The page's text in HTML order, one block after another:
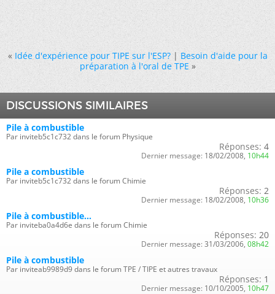
« Idée d'expérience pour TIPE sur l'ESP?|Besoin d'aide pour la
préparation à l'oral de TPE »
DISCUSSIONS SIMILAIRES
Pile à combustible
Par inviteb5c1c732 dans le forum Physique
Réponses: 4
Dernier message: 18/02/2008, 10h44
Pile a combustible
Par inviteb5c1c732 dans le forum Chimie
Réponses: 2
Dernier message: 18/02/2008, 10h36
Pile à combustible...
Par inviteba0a4d6e dans le forum Chimie
Réponses: 20
Dernier message: 31/03/2006, 08h42
Pile à combustible
Par inviteab9989d9 dans le forum TPE / TIPE et autres travaux
Réponses: 1
Dernier message: 10/10/2005, 10h47